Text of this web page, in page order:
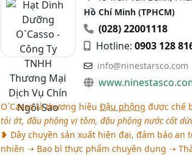
Hồ Chí Minh (TPHCM)
(028) 22001118
Hotline: 0903 128
info@ninestarsco.com
O`Casso là thương hiệu Đậu phộng được chế
tỏi ớt, đầu phộng vị tôm, đậu phộng nước cốt
❥ Dây chuyền sản xuất hiện đại, đảm bảo
nhiên ➝ Bao bì thực phẩm chuyên dụng ➝